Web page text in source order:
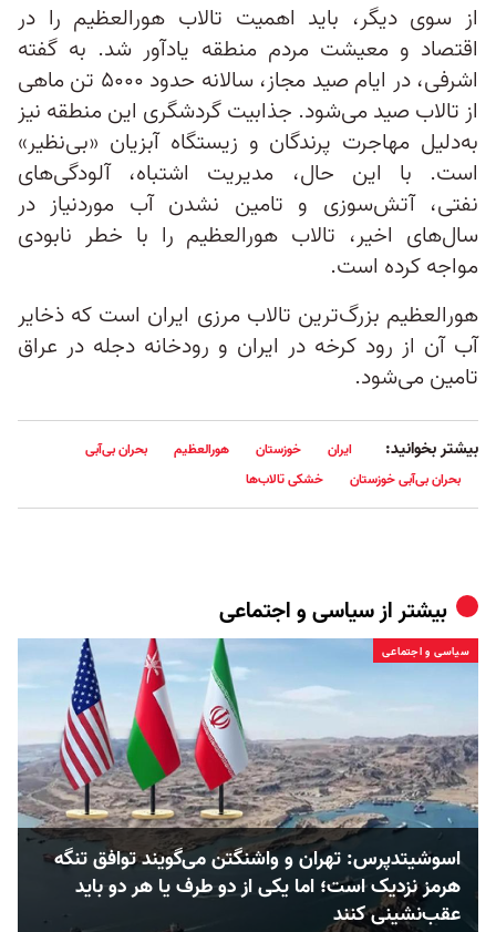
از سوی دیگر، باید اهمیت تالاب هورالعظیم را در
اقتصاد و معیشت مردم منطقه یادآور شد. به گفته
اشرفی، در ایام صید مجاز، سالانه حدود ۵۰۰۰ تن ماهی
از تالاب صید می‌شود. جذابیت گردشگری این منطقه نیز
به‌دلیل مهاجرت پرندگان و زیستگاه آبزیان «بی‌نظیر»
است. با این حال، مدیریت‌ اشتباه، آلودگی‌های
نفتی، آتش‌سوزی و تامین نشدن آب موردنیاز در
سال‌های اخیر، تالاب هورالعظیم را با خطر نابودی
مواجه کرده است.
هورالعظیم بزرگ‌ترین تالاب مرزی ایران است که ذخایر
آب آن از رود کرخه در ایران و رودخانه دجله در عراق
تامین می‌شود.
بیشتر بخوانید: ایران خوزستان هورالعظیم
بحران بی‌آبی
بحران بی‌آبی خوزستان
خشکی تالاب‌ها
بیشتر ازسیاسی و اجتماعی
سیاسی و اجتماعی
اسوشیتدپرس: تهران و واشنگتن می‌گویند توافق تنگه
هرمز نزدیک است؛ اما یکی از دو طرف یا هر دو باید
عقب‌نشینی کنند